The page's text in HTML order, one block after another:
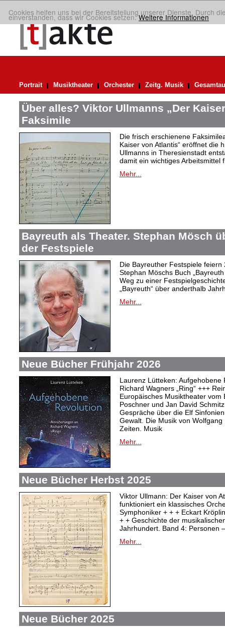
Cookies helfen uns bei der Bereitstellung unserer Dienste. Durch
einverstanden, dass wir Cookies setzen.Weitere Informationen
Portrait Musiktheater Orchester Zeitg. Musik
Über alles? Viktor Ullmanns „Der
Faksimile
Die frisch erschienene
Kaiser von Atlantis“ eröffnet die
Ullmanns in Theresienstadt
damit ein wichtiges Arbeitsmittel
Mehr...
Bayreuth als Theater. Stephan Mösch
der Festspiele
Die Bayreuther Festspiele
Stephan Möschs Buch
Weg zu einer
„Bayreuth“ über anderthalb
Mehr...
Neue Bücher Frühjahr 2026
Laurenz Lütteken: Aufgehobene
Richard Wagners „Ring“ +++
Europäisches Musiktheater vom
Poschner und Jan David
Gespräche über die Elf
Gewalt. Die Musik von
Zeiten. Musik
Mehr...
Neue Bücher Herbst 2025
Viktor Ullmann: Der Kaiser von
funktioniert ein klassisches
Symphoniker + + + Eckart
+ + Geschichte der
Jahrhundert. Band 4: Personen
Mehr...
Neue Bücher 2025